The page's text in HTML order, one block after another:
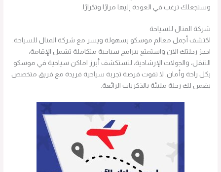
وستجعلك ترغب في العودة إليها مرارًا وتكرارًا.
شركة المنال للسياحة
اكتشف أجمل معالم موسكو بسهولة ويسر مع شركة المنال للسياحة.
احجز رحلتك الآن واستمتع ببرامج سياحية متكاملة تشمل الإقامة،
التنقل، والجولات الإرشادية، لتستكشف أبرز اماكن سياحية في موسكو
بكل راحة وأمان. لا تفوت فرصة تجربة سياحية فريدة مع فريق متخصص
يضمن لك رحلة مليئة بالذكريات الرائعة.